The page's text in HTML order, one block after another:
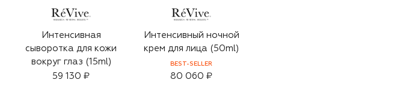
Интенсивная
сыворотка для кожи
вокруг глаз (15ml)
59 130 ₽
Интенсивный ночной
крем для лица (50ml)
BEST-SELLER
80 060 ₽